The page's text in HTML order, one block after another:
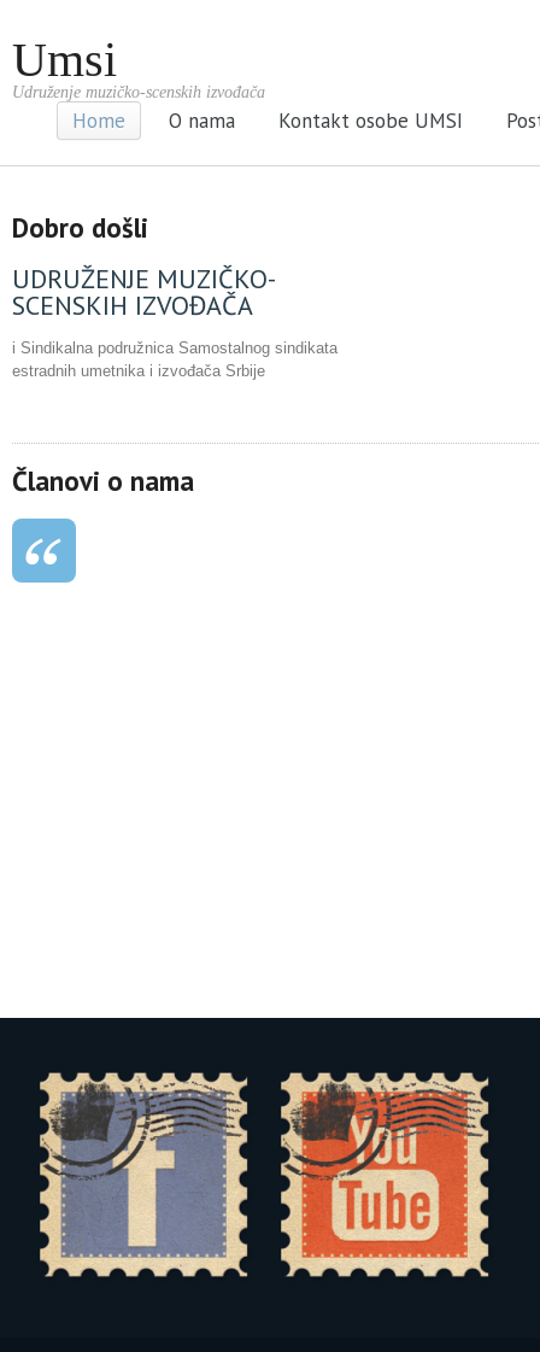
Umsi
Udruženje muzičko-scenskih izvođača
Home O nama Kontakt osobe UMSI
Dobro došli
UDRUŽENJE MUZIČKO-
SCENSKIH IZVOĐAČA
i Sindikalna podružnica Samostalnog sindikata
estradnih umetnika i izvođača Srbije
Članovi o nama